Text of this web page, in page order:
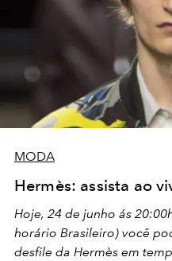
MODA
Hermès: assista ao
Hoje, 24 de junho ás
horário Brasileiro) você
desfile da Hermès em